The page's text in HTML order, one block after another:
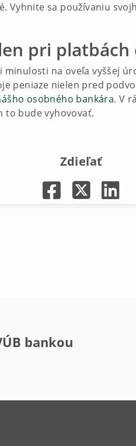
Vyhnite sa používaniu
pri
na oveľa vyššej
peniaze nielen pred
osobného bankára. V
to bude vyhovovať.
Zdieľať
bankou